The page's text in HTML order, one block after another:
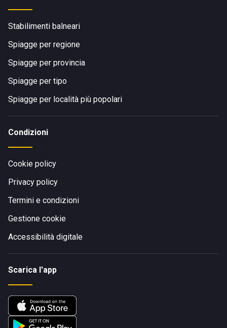
Stabilimenti balneari
Spiagge per regione
Spiagge per provincia
Spiagge per tipo
Spiagge per località più popolari
Condizioni
Cookie policy
Privacy policy
Termini e condizioni
Gestione cookie
Accessibilità digitale
Scarica l'app